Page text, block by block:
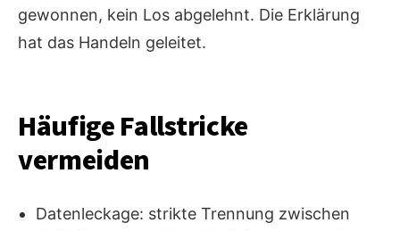
gewonnen, kein Los abgelehnt. Die Erklärung
hat das Handeln geleitet.
Häufige Fallstricke
vermeiden
Datenleckage: strikte Trennung zwischen